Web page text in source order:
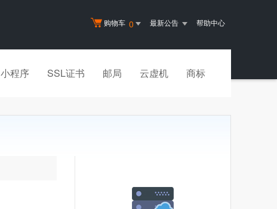
购物车 0 最新公告 帮助中心
小程序 SSL证书 邮局 云虚机 商标